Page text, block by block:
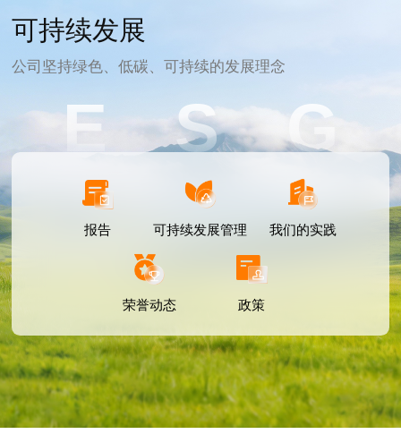
可持续发展
公司坚持绿色、低碳、可持续的发展理念
E S G
报告 可持续发展管理 我们的实践
荣誉动态 政策